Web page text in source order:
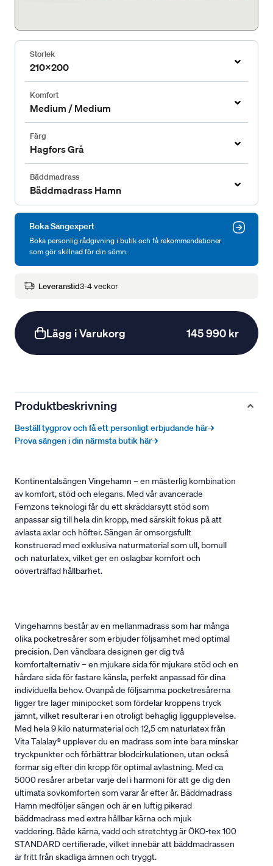
Storlek
210x200
Komfort
Medium / Medium
Färg
Hagfors Grå
Bäddmadrass
Bäddmadrass Hamn
Boka Sängexpert
Boka personlig rådgivning i butik och få rekommendationer
som gör skillnad för din sömn.
Leveranstid3-4 veckor
Lägg i Varukorg 145 990 kr
Produktbeskrivning
Beställ tygprov och få ett personligt erbjudande här→
Prova sängen i din närmsta butik här→
Kontinentalsängen Vingehamn – en mästerlig kombination
av komfort, stöd och elegans. Med vår avancerade
Femzons teknologi får du ett skräddarsytt stöd som
anpassar sig till hela din kropp, med särskilt fokus på att
avlasta axlar och höfter. Sängen är omsorgsfullt
konstruerad med exklusiva naturmaterial som ull, bomull
och naturlatex, vilket ger en oslagbar komfort och
oöverträffad hållbarhet.
Vingehamns består av en mellanmadrass som har många
olika pocketresårer som erbjuder följsamhet med optimal
precision. Den vändbara designen ger dig två
komfortalternativ – en mjukare sida för mjukare stöd och en
hårdare sida för fastare känsla, perfekt anpassad för dina
individuella behov. Ovanpå de följsamma pocketresårerna
ligger tre lager minipocket som fördelar kroppens tryck
jämnt, vilket resulterar i en otroligt behaglig liggupplevelse.
Med hela 9 kilo naturmaterial och 12,5 cm naturlatex från
Vita Talalay® upplever du en madrass som inte bara minskar
tryckpunkter och förbättrar blodcirkulationen, utan också
formar sig efter din kropp för optimal avlastning. Med ca
5000 resårer arbetar varje del i harmoni för att ge dig den
ultimata sovkomforten som varar år efter år. Bäddmadrass
Hamn medföljer sängen och är en luftig pikerad
bäddmadrass med extra hållbar kärna och mjuk
vaddering. Både kärna, vadd och stretchtyg är ÖKO-tex 100
STANDARD certifierade, vilket innebär att bäddmadrassen
är fritt från skadliga ämnen och tryggt.